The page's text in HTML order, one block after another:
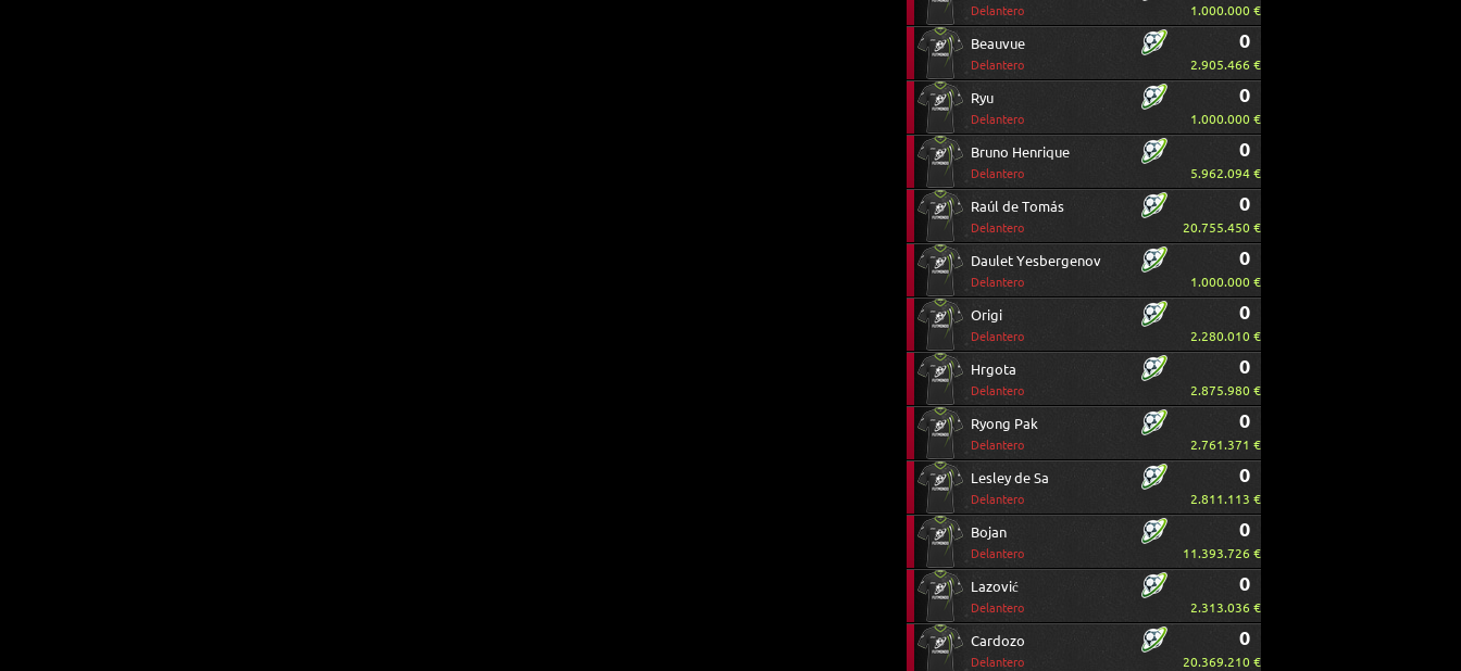
Delantero 1.000.000 €
Beauvue
Delantero
0
2.905.466 €
Ryu
Delantero
0
1.000.000 €
Bruno Henrique
Delantero
0
5.962.094 €
Raúl de Tomás
Delantero
0
20.755.450 €
Daulet Yesbergenov
Delantero
0
1.000.000 €
Origi
Delantero
0
2.280.010 €
Hrgota
Delantero
0
2.875.980 €
Ryong Pak
Delantero
0
2.761.371 €
Lesley de Sa
Delantero
0
2.811.113 €
Bojan
Delantero
0
11.393.726 €
Lazović
Delantero
0
2.313.036 €
Cardozo
Delantero
0
20.369.210 €